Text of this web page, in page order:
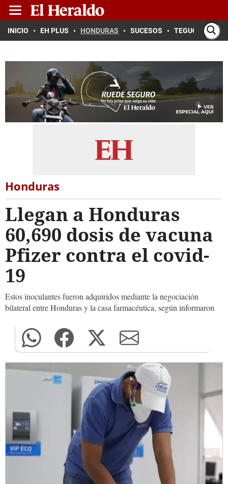
INICIO EH PLUS HONDURAS SUCESOS TEGUCIGALPA
Honduras
Llegan a Honduras
60,690 dosis de vacuna
Pfizer contra el covid-
19
Estos inoculantes fueron adquiridos mediante la negociación
bilateral entre Honduras y la casa farmacéutica, según informaron